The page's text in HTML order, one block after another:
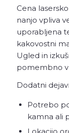
Cena
nanjo vpliva
uporabljena
kakovostni
Ugled in
pomembno
Dodatni
Potrebo
kamna ali